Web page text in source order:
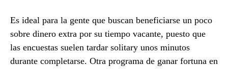
Es ideal para la gente que buscan beneficiarse un poco
sobre dinero extra por su tiempo vacante, puesto que
las encuestas suelen tardar solitary unos minutos
durante completarse. Otra programa de ganar fortuna en